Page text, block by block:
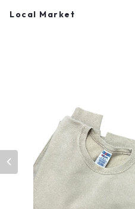
Local Market